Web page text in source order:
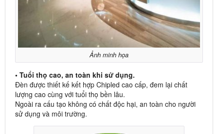
Ảnh minh họa
• Tuổi thọ cao, an toàn khi sử dụng.
Đèn được thiết kế kết hợp Chipled cao cấp, đem lại chất
lượng cao cùng với tuổi thọ bền lâu.
Ngoài ra cấu tạo không có chất độc hại, an toàn cho người
sử dụng và môi trường.